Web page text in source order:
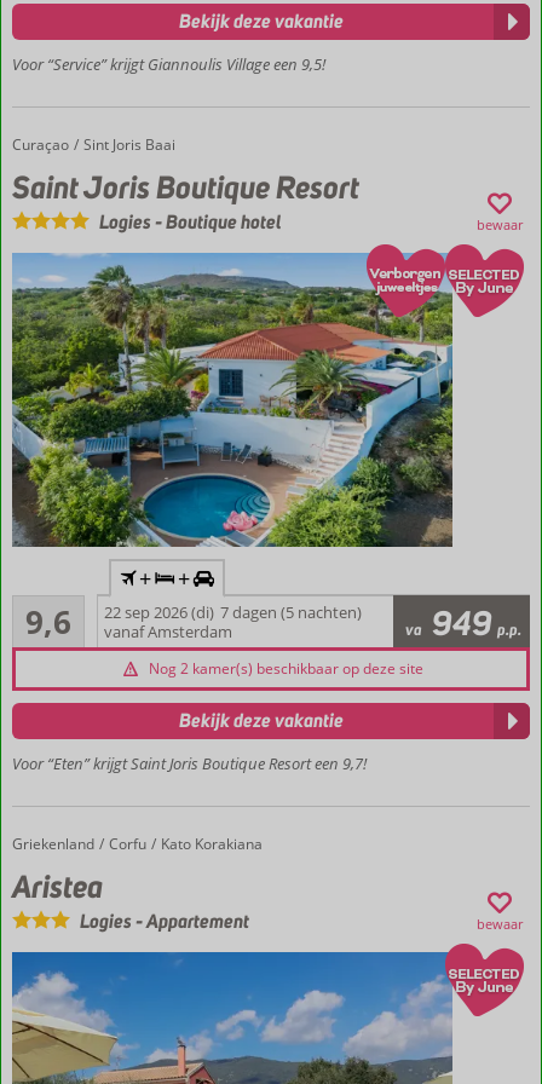
van de
drukte
Heerlijk
ruim
zwembad
Voor “Service” krijgt Giannoulis Village een 9,5!
Bekijk deze vakantie
Home
Curaçao Sint Joris Baai
Saint Joris Boutique Resort
Saint Joris Boutique Resort
Logies-Boutique hotel bewaar
huurauto
Gelegen in
ongerepte
oostelijke
deel van
Curaçao
op top
niveau
minuten
op Jan
Beach
Adults
Only
(16+)
9,6Uitmuntend
56
beoordelingen
+ +
22 sep 2026 (di) 7 dagen (5 nachten)
vanaf Amsterdam
va 949 p.p.
Nog 2 kamer(s) beschikbaar op deze site
Voor “Eten” krijgt Saint Joris Boutique Resort een 9,7!
Bekijk deze vakantie
Home
Griekenland Corfu Kato Korakiana
Aristea
Aristea
Logies-Appartement bewaar